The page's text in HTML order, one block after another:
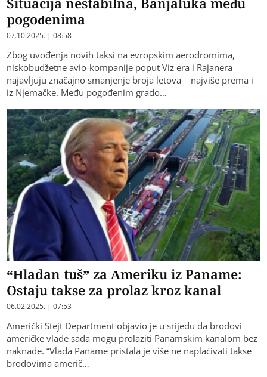
pogođenima
07.10.2025. | 08:58
Zbog uvođenja novih taksi na evropskim aerodromima,
niskobudžetne avio-kompanije poput Viz era i Rajanera
najavljuju značajno smanjenje broja letova – najviše prema i
iz Njemačke. Među pogođenim grado…
“Hladan tuš” za Ameriku iz Paname:
Ostaju takse za prolaz kroz kanal
06.02.2025. | 07:53
Američki Stejt Department objavio je u srijedu da brodovi
američke vlade sada mogu prolaziti Panamskim kanalom bez
naknade. “Vlada Paname pristala je više ne naplaćivati ​​takse
brodovima američ…